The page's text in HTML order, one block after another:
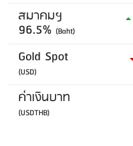
สมาคมฯ
96.5% (Baht)
Gold Spot
(USD)
ค่าเงินบาท
(USDTHB)